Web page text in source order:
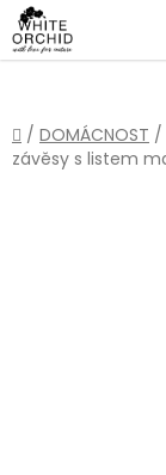
Přejít
na
obsah
Domů
/ DOMÁCNOST /
závěsy s listem